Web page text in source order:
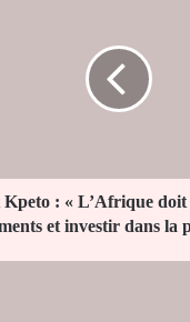
: « L’Afrique doit
et investir dans la